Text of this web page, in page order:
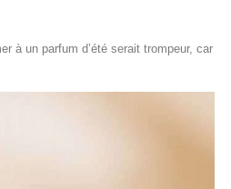
à un parfum d’été serait trompeur, car